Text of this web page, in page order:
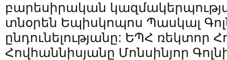
բարեսիրական
տնօրեն Եպիսկոպոս Պասկալ
ընդունելությանը: ԵՊՀ ռեկտոր
Հովհաննիսյանը Մոնսինյոր